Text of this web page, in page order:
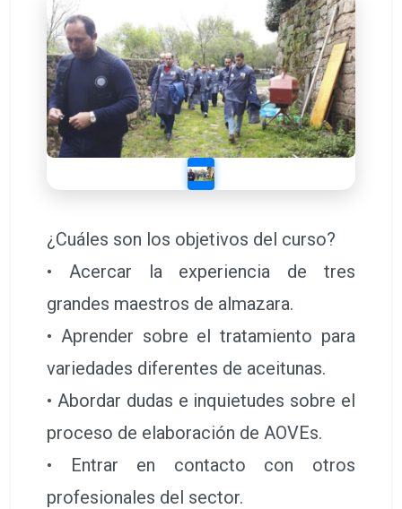
¿Cuáles son los objetivos del curso?
• Acercar la experiencia de tres
grandes maestros de almazara.
• Aprender sobre el tratamiento para
variedades diferentes de aceitunas.
• Abordar dudas e inquietudes sobre el
proceso de elaboración de AOVEs.
• Entrar en contacto con otros
profesionales del sector.